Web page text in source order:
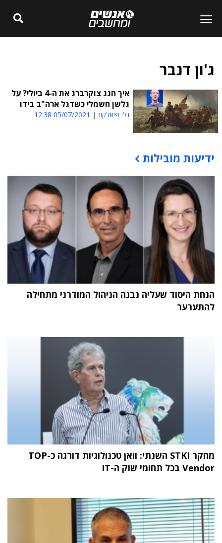
ג'ון דנבר
איך חגג צוקרברג את ה-4 ביולי? על
גלשן חשמלי כשדגל ארה"ב בידו
גלי פיאלקוב 05/07/2021 12:38
תוכן פרסומי
ידיעות מובילות
הנחת היסוד שעליה נבנה הניהול המודרני מתחילה
להתערער
מחקר STKI השנתי: וואן טכנולוגיות דורגה כ-TOP
Vendor בכל תחומי שוק ה-IT